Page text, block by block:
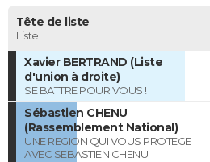
Tête de liste
Liste
Xavier BERTRAND (Liste
d'union à droite)
SE BATTRE POUR VOUS !
Sébastien CHENU
(Rassemblement National)
UNE REGION QUI VOUS PROTEGE
AVEC SEBASTIEN CHENU